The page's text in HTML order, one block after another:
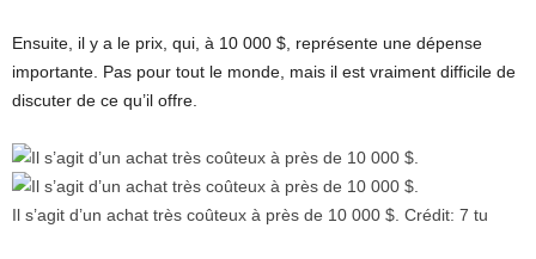
Ensuite, il y a le prix, qui, à 10 000 $, représente une dépense
importante. Pas pour tout le monde, mais il est vraiment difficile de
discuter de ce qu’il offre.
Il s’agit d’un achat très coûteux à près de 10 000 $. Crédit: 7 tu